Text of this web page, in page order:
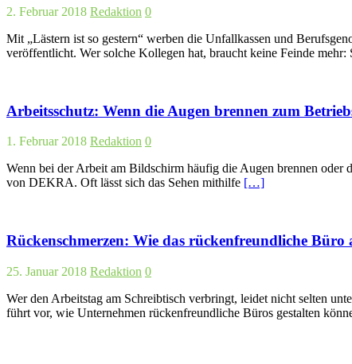
2. Februar 2018 Redaktion 0
Mit „Lästern ist so gestern“ werben die Unfallkassen und
veröffentlicht. Wer solche Kollegen hat, braucht keine Feinde mehr:
Arbeitsschutz: Wenn die Augen brennen zum
1. Februar 2018 Redaktion 0
Wenn bei der Arbeit am Bildschirm häufig die Augen brennen
von DEKRA. Oft lässt sich das Sehen mithilfe […]
Rückenschmerzen: Wie das rückenfreundliche Büro
25. Januar 2018 Redaktion 0
Wer den Arbeitstag am Schreibtisch verbringt, leidet nicht selten
führt vor, wie Unternehmen rückenfreundliche Büros gestalten